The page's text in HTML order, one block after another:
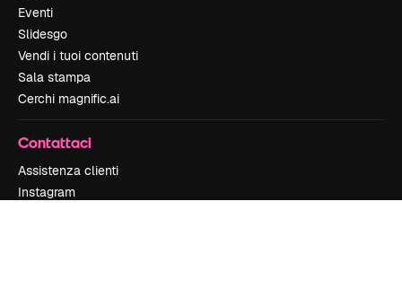
Eventi
Slidesgo
Vendi i tuoi contenuti
Sala stampa
Cerchi magnific.ai
Contattaci
Assistenza clienti
Instagram